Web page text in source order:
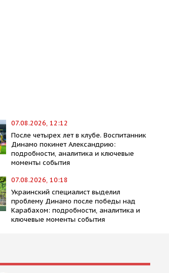
07.08.2026, 12:12
После четырех лет в клубе. Воспитанник
Динамо покинет Александрию:
подробности, аналитика и ключевые
моменты события
07.08.2026, 10:18
Украинский специалист выделил
проблему Динамо после победы над
Карабахом: подробности, аналитика и
ключевые моменты события